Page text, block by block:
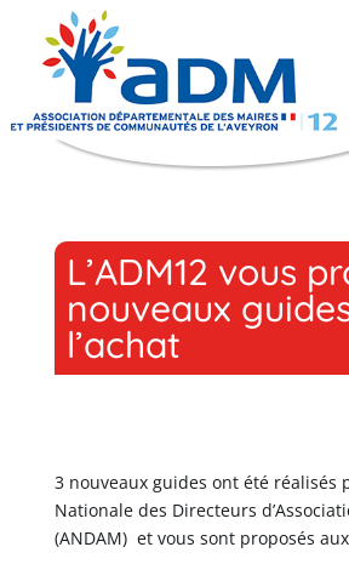
L’ADM12 vous
nouveaux
l’achat
3 nouveaux guides ont été réalisés
Nationale des Directeurs
(ANDAM) et vous sont proposés